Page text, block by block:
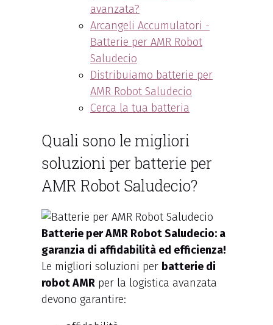
avanzata?
Arcangeli Accumulatori -
Batterie per AMR Robot
Saludecio
Distribuiamo batterie per
AMR Robot Saludecio
Cerca la tua batteria
Quali sono le migliori
soluzioni per batterie per
AMR Robot Saludecio?
Batterie per AMR Robot Saludecio: a
garanzia di affidabilità ed efficienza!
Le migliori soluzioni per batterie di
robot AMR per la logistica avanzata
devono garantire: